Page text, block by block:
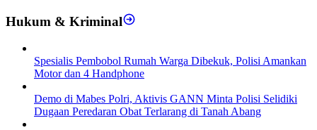
Hukum & Kriminal
Spesialis Pembobol Rumah Warga Dibekuk, Polisi Amankan
Motor dan 4 Handphone
Demo di Mabes Polri, Aktivis GANN Minta Polisi Selidiki
Dugaan Peredaran Obat Terlarang di Tanah Abang